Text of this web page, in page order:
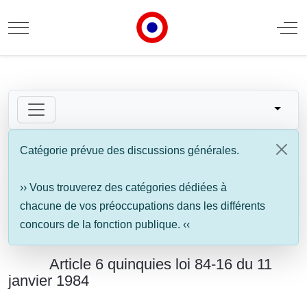
Mobile Menu Toggle Off-
Catégorie prévue des discussions générales.
›› Vous trouverez des catégories dédiées à
chacune de vos préoccupations dans les différents
concours de la fonction publique. ‹‹
Article 6 quinquies loi 84-16 du 11
janvier 1984